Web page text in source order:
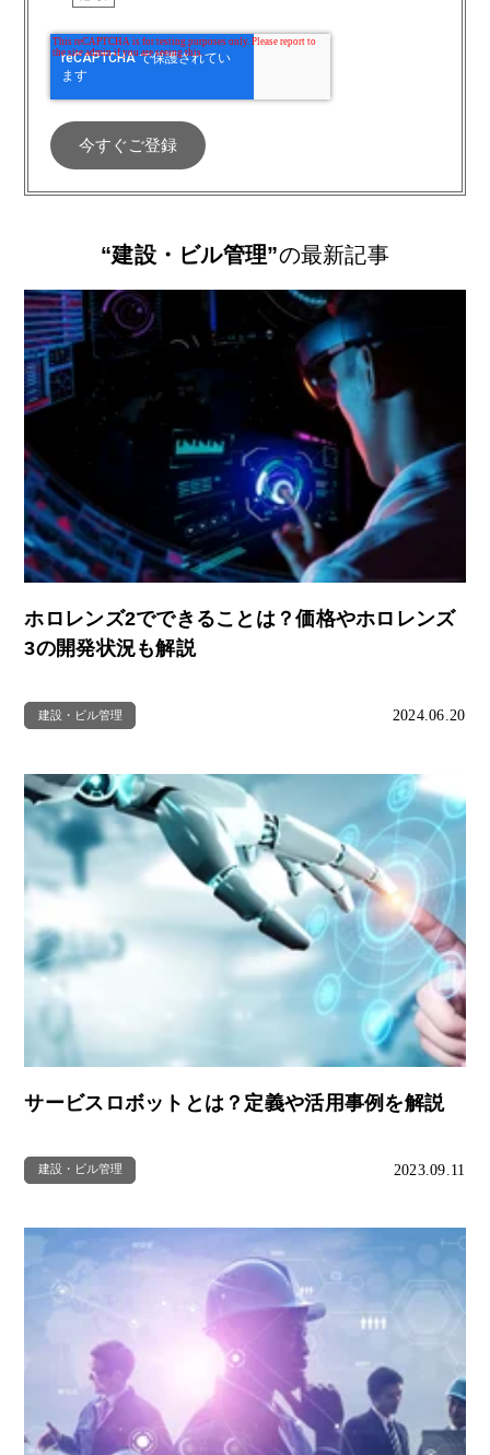
“建設・ビル管理”の最新記事
ホロレンズ2でできることは？価格やホロレンズ
3の開発状況も解説
建設・ビル管理 2024.06.20
サービスロボットとは？定義や活用事例を解説
建設・ビル管理 2023.09.11